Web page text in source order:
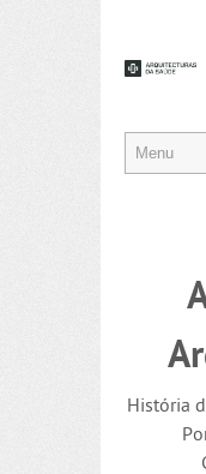
História